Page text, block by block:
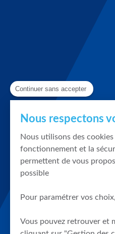
Continuer sans accepter
Nous respectons
Nous utilisons des
fonctionnement et la
permettent de vous
possible
Pour paramétrer vos
Vous pouvez retrouver et